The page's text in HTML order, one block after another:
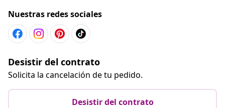
Nuestras redes sociales
Desistir del contrato
Solicita la cancelación de tu pedido.
Desistir del contrato